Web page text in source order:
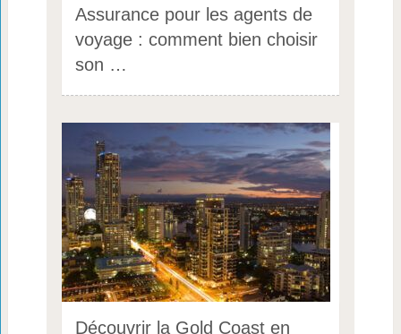
Assurance pour les agents de
voyage : comment bien choisir
son …
Découvrir la Gold Coast en